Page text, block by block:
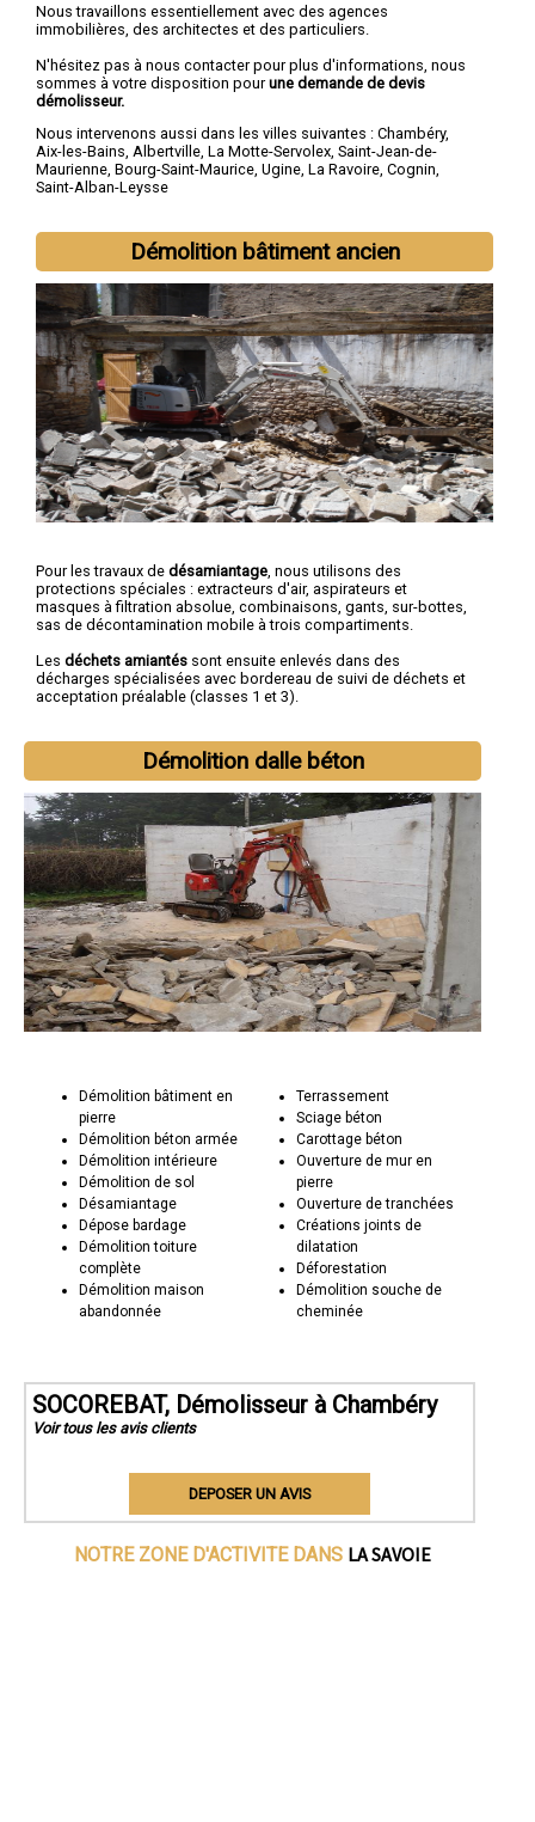
Nous travaillons essentiellement avec des agences
immobilières, des architectes et des particuliers.
N'hésitez pas à nous contacter pour plus d'informations, nous
sommes à votre disposition pourune demande de devis
démolisseur.
Nous intervenons aussi dans les villes suivantes : Chambéry,
Aix-les-Bains, Albertville, La Motte-Servolex, Saint-Jean-de-
Maurienne, Bourg-Saint-Maurice, Ugine, La Ravoire, Cognin,
Saint-Alban-Leysse
Démolition bâtiment ancien
Pour les travaux de désamiantage, nous utilisons des
protections spéciales : extracteurs d'air, aspirateurs et
masques à filtration absolue, combinaisons, gants, sur-bottes,
sas de décontamination mobile à trois compartiments.
Les déchets amiantés sont ensuite enlevés dans des
décharges spécialisées avec bordereau de suivi de déchets et
acceptation préalable (classes 1 et 3).
Démolition dalle béton
Démolition bâtiment en
pierre
Démolition béton armée
Démolition intérieure
Démolition de sol
Désamiantage
Dépose bardage
Démolition toiture
complète
Démolition maison
abandonnée
Terrassement
Sciage béton
Carottage béton
Ouverture de mur en
pierre
Ouverture de tranchées
Créations joints de
dilatation
Déforestation
Démolition souche de
cheminée
SOCOREBAT, Démolisseur à Chambéry
Voir tous les avis clients
DEPOSER UN AVIS
NOTRE ZONE D'ACTIVITE DANS LA SAVOIE